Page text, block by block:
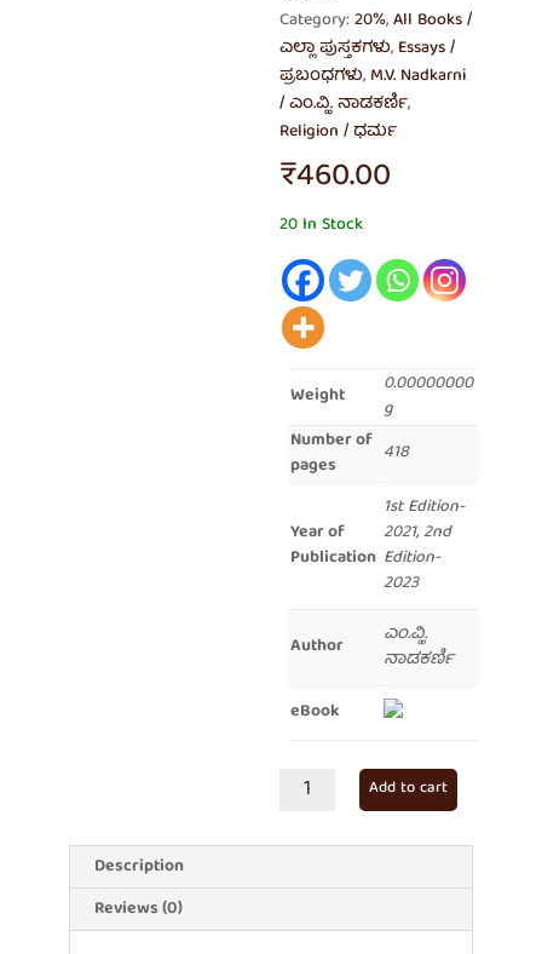
Category:20%,All Books /
ಎಲ್ಲಾ ಪುಸ್ತಕಗಳು, Essays /
ಪ್ರಬಂಧಗಳು, M.V. Nadkarni
/ ಎಂ.ವ್ಹಿ. ನಾಡಕರ್ಣಿ,
Religion / ಧರ್ಮ
₹460.00
20 In Stock
Weight
0.00000000
g
Number of
pages
418
Year of
Publication
1st Edition-
2021, 2nd
Edition-
2023
Author
ಎಂ.ವ್ಹಿ.
ನಾಡಕರ್ಣಿ
eBook
ಹಿಂದು
quantity
Add to cart
Description
Reviews (0)